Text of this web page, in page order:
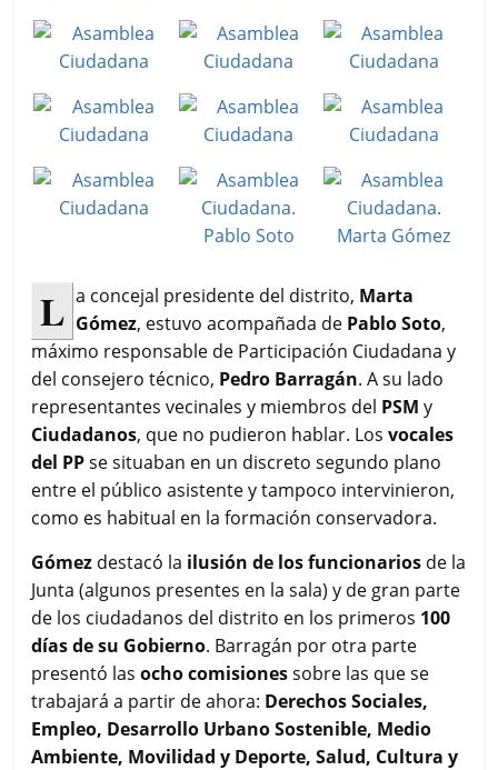
L a concejal presidente del distrito, Marta
Gómez, estuvo acompañada de Pablo Soto,
máximo responsable de Participación Ciudadana y
del consejero técnico, Pedro Barragán. A su lado
representantes vecinales y miembros del PSM y
Ciudadanos, que no pudieron hablar. Losvocales
del PPse situaban en un discreto segundo plano
entre el público asistente y tampoco intervinieron,
como es habitual en la formación conservadora.
Gómez destacó la ilusión de los funcionarios de la
Junta (algunos presentes en la sala) y de gran parte
de los ciudadanos del distrito en los primeros 100
días de su Gobierno. Barragán por otra parte
presentó lasocho comisionessobre las que se
trabajará a partir de ahora: Derechos Sociales,
Empleo, Desarrollo Urbano Sostenible, Medio
Ambiente, Movilidad y Deporte, Salud, Cultura y